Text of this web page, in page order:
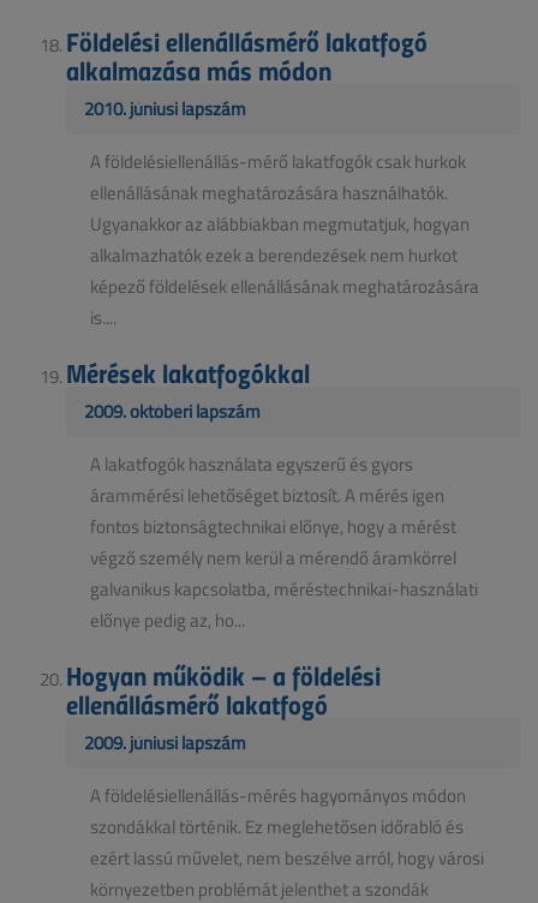
Földelési ellenállásmérő lakatfogó
alkalmazása más módon
2010. júniusi lapszám
A földelésiellenállás-mérő lakatfogók csak hurkok
ellenállásának meghatározására használhatók.
Ugyanakkor az alábbiakban megmutatjuk, hogyan
alkalmazhatók ezek a berendezések nem hurkot
képező földelések ellenállásának meghatározására
is....
Mérések lakatfogókkal
2009. októberi lapszám
A lakatfogók használata egyszerű és gyors
árammérési lehetőséget biztosít. A mérés igen
fontos biztonságtechnikai előnye, hogy a mérést
végző személy nem kerül a mérendő áramkörrel
galvanikus kapcsolatba, méréstechnikai-használati
előnye pedig az, ho...
Hogyan működik – a földelési
ellenállásmérő lakatfogó
2009. júniusi lapszám
A földelésiellenállás-mérés hagyományos módon
szondákkal történik. Ez meglehetősen időrabló és
ezért lassú művelet, nem beszélve arról, hogy városi
környezetben problémát jelenthet a szondák